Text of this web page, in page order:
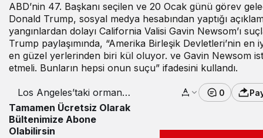
ABD’nin 47. Başkanı seçilen ve 20 Ocak günü görev
Donald Trump, sosyal medya hesabından yaptığı
yangınlardan dolayı California Valisi Gavin Newsom’ı
Trump paylaşımında, “Amerika Birleşik Devletleri’nin en
en güzel yerlerinden biri kül oluyor. ve Gavin Newsom
etmeli. Bunların hepsi onun suçu” ifadesini kullandı.
Los Angeles’taki orman
yangınları sürüyor!
0
Tamamen Ücretsiz Olarak
Bültenimize Abone
Olabilirsin